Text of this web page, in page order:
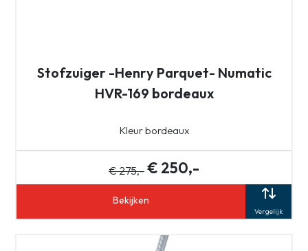
Stofzuiger -Henry Parquet- Numatic
HVR-169 bordeaux
Kleur bordeaux
€ 275,- € 250,-
Bekijken
Vergelijk